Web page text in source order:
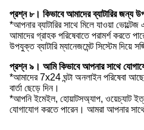
প্রশ্ন ৮। কিভাবে আমাদের ব্যাটারির জন্য
*আপনার ব্যাটারির সাথে মিলে যাওয়া
আমাদের গ্রাহক পরিষেবাতে পরামর্শ করতে
উপযুক্ত ব্যাটারি ম্যানেজমেন্ট সিস্টেম দিয়ে
প্রশ্ন ৯। আমি কিভাবে আপনার সাথে
*আমাদের 7x24 ঘন্টা অনলাইন পরিষেবা
বার্তা ছেড়ে দিন।
*আপনি ইমেইল, হোয়াটসঅ্যাপ, ওয়েচ্যাট
যোগাযোগ করতে পারেন। আমরা আপনার